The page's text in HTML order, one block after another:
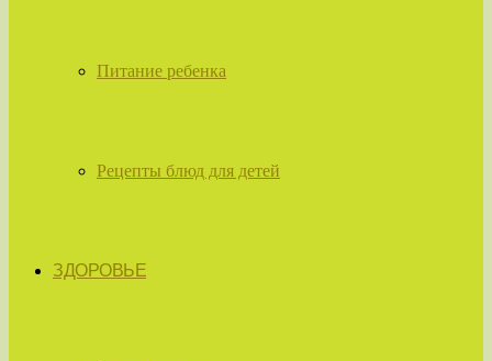
Питание ребенка
Рецепты блюд для детей
ЗДОРОВЬЕ